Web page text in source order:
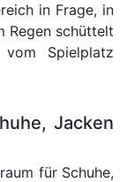
in Frage, in
Regen schüttelt
Spielplatz
Jacken
für Schuhe,